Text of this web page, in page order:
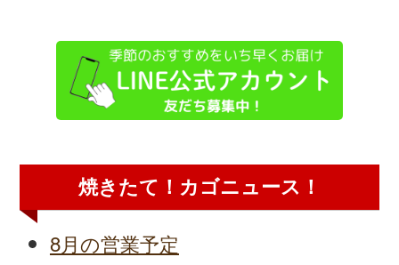
焼きたて！カゴニュース！
8月の営業予定